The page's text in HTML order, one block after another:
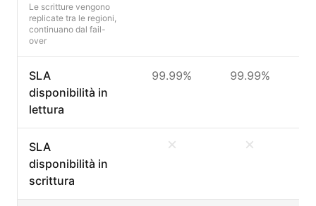
Le scritture vengono
replicate tra le regioni,
continuano dal fail-
over
SLA
disponibilità in
lettura
99.99% 99.99%
SLA
disponibilità in
scrittura